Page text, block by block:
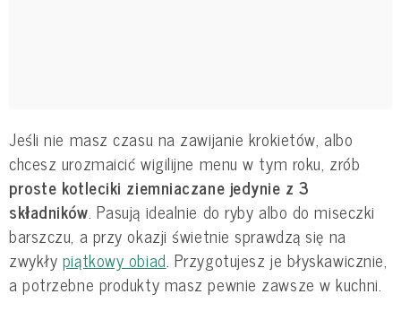
Jeśli nie masz czasu na zawijanie krokietów, albo
chcesz urozmaicić wigilijne menu w tym roku, zrób
proste kotleciki ziemniaczane jedynie z 3
składników. Pasują idealnie do ryby albo do miseczki
barszczu, a przy okazji świetnie sprawdzą się na
zwykły piątkowy obiad. Przygotujesz je błyskawicznie,
a potrzebne produkty masz pewnie zawsze w kuchni.